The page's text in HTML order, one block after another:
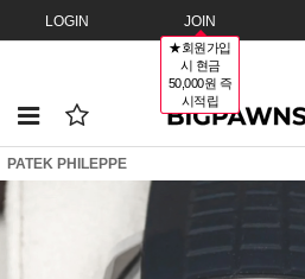
LOGIN JOIN
★회원가입
시 현금
50,000원 즉
시적립
PATEK PHILEPPE